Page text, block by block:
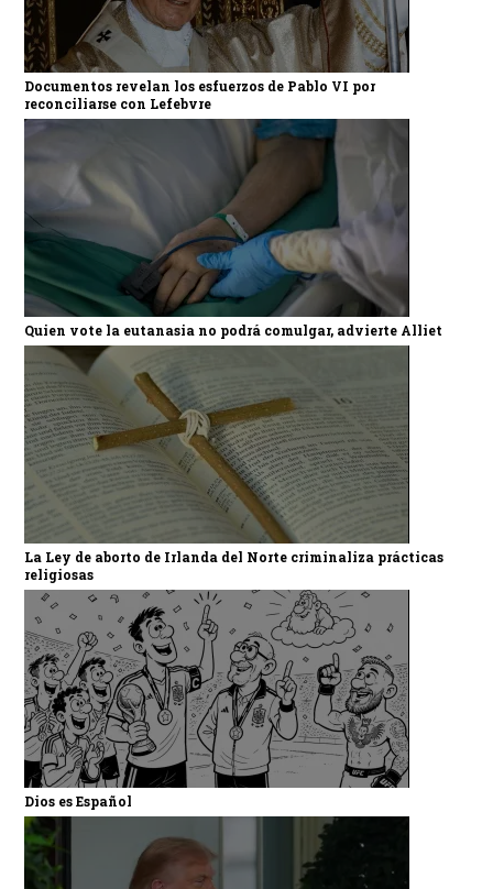
Documentos revelan los esfuerzos de Pablo VI por
reconciliarse con Lefebvre
Quien vote la eutanasia no podrá comulgar, advierte Alliet
La Ley de aborto de Irlanda del Norte criminaliza prácticas
religiosas
Dios es Español